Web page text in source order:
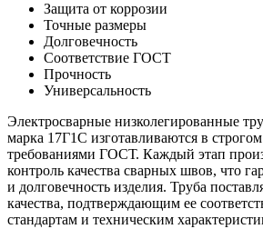
Защита от коррозии
Точные размеры
Долговечность
Соответствие ГОСТ
Прочность
Универсальность
Электросварные низколегированные
марка 17Г1С изготавливаются в
требованиями ГОСТ. Каждый этап
контроль качества сварных швов, что
и долговечность изделия. Труба
качества, подтверждающим ее
стандартам и техническим